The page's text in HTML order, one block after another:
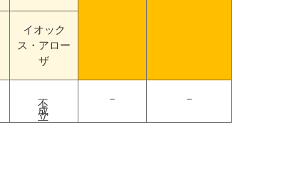
イオック
ス・アロー
ザ
不成立 － －